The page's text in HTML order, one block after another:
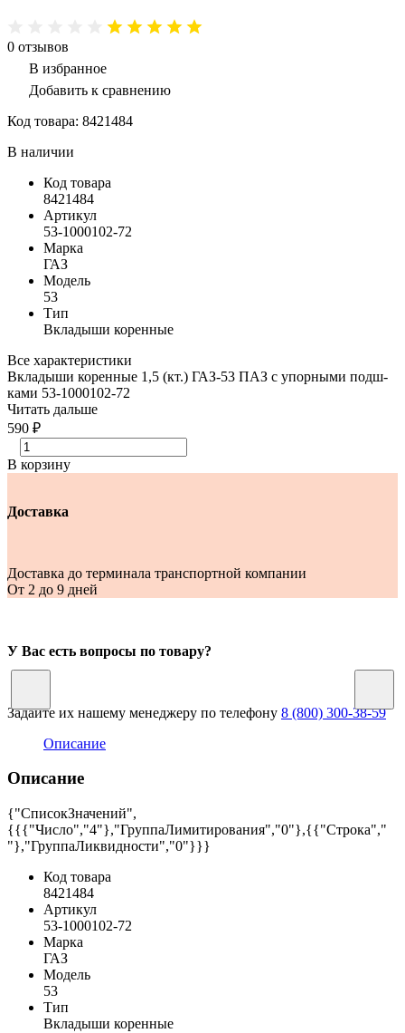
0 отзывов
В избранное
Добавить к сравнению
Код товара: 8421484
В наличии
Код товара
8421484
Артикул
53-1000102-72
Марка
ГАЗ
Модель
53
Тип
Вкладыши коренные
Все характеристики
Вкладыши коренные 1,5 (кт.) ГАЗ-53 ПАЗ с упорными подш-
ками 53-1000102-72
Читать дальше
590 ₽
В корзину
Доставка
Доставка до терминала транспортной компании
От 2 до 9 дней
У Вас есть вопросы по товару?
Задайте их нашему менеджеру по телефону 8 (800) 300-38-59
Описание
Описание
{"СписокЗначений",
{{{"Число","4"},"ГруппаЛимитирования","0"},{{"Строка","
"},"ГруппаЛиквидности","0"}}}
Код товара
8421484
Артикул
53-1000102-72
Марка
ГАЗ
Модель
53
Тип
Вкладыши коренные